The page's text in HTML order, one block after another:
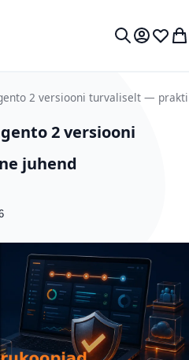
Minu
2 versiooni turvaliselt —
2 versiooni
juhend